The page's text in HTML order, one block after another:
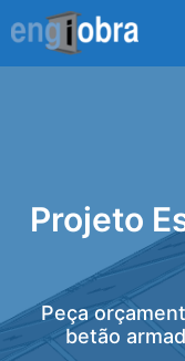
Saltar
para
o
Projeto
Peça
betão